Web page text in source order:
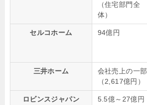
（住宅部門全
体）
セルコホーム 94億円
三井ホーム
会社売上の一部
（2,617億円）
ロビンスジャパン 5.5億～27億円